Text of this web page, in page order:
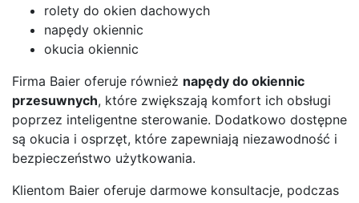
rolety do okien dachowych
napędy okiennic
okucia okiennic
Firma Baier oferuje również napędy do okiennic
przesuwnych, które zwiększają komfort ich obsługi
poprzez inteligentne sterowanie. Dodatkowo dostępne
są okucia i osprzęt, które zapewniają niezawodność i
bezpieczeństwo użytkowania.
Klientom Baier oferuje darmowe konsultacje, podczas